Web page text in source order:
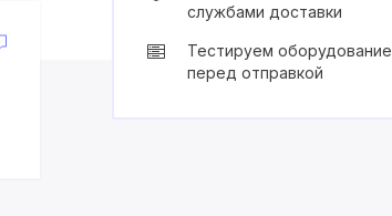
службами доставки
Тестируем оборудование
перед отправкой